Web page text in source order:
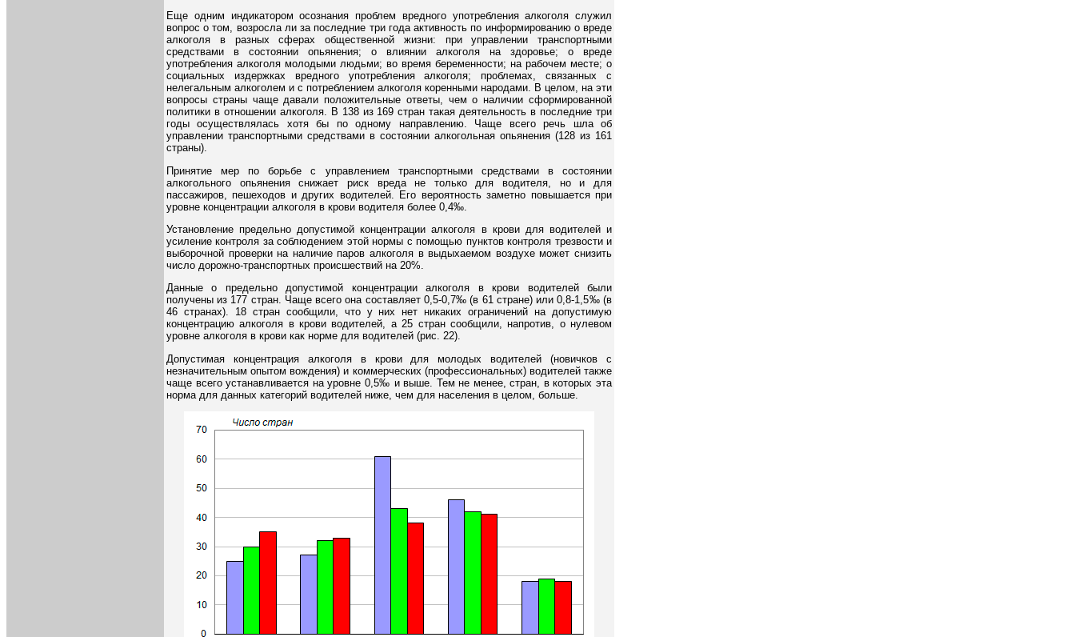
Еще одним индикатором осознания проблем вредного употребления алкоголя служил
вопрос о том, возросла ли за последние три года активность по информированию о вреде
алкоголя в разных сферах общественной жизни: при управлении транспортными
средствами в состоянии опьянения; о влиянии алкоголя на здоровье; о вреде
употребления алкоголя молодыми людьми; во время беременности; на рабочем месте; о
социальных издержках вредного употребления алкоголя; проблемах, связанных с
нелегальным алкоголем и с потреблением алкоголя коренными народами. В целом, на эти
вопросы страны чаще давали положительные ответы, чем о наличии сформированной
политики в отношении алкоголя. В 138 из 169 стран такая деятельность в последние три
годы осуществлялась хотя бы по одному направлению. Чаще всего речь шла об
управлении транспортными средствами в состоянии алкогольная опьянения (128 из 161
страны).
Принятие мер по борьбе с управлением транспортными средствами в состоянии
алкогольного опьянения снижает риск вреда не только для водителя, но и для
пассажиров, пешеходов и других водителей. Его вероятность заметно повышается при
уровне концентрации алкоголя в крови водителя более 0,4‰.
Установление предельно допустимой концентрации алкоголя в крови для водителей и
усиление контроля за соблюдением этой нормы с помощью пунктов контроля трезвости и
выборочной проверки на наличие паров алкоголя в выдыхаемом воздухе может снизить
число дорожно-транспортных происшествий на 20%.
Данные о предельно допустимой концентрации алкоголя в крови водителей были
получены из 177 стран. Чаще всего она составляет 0,5-0,7‰ (в 61 стране) или 0,8-1,5‰ (в
46 странах). 18 стран сообщили, что у них нет никаких ограничений на допустимую
концентрацию алкоголя в крови водителей, а 25 стран сообщили, напротив, о нулевом
уровне алкоголя в крови как норме для водителей (рис. 22).
Допустимая концентрация алкоголя в крови для молодых водителей (новичков с
незначительным опытом вождения) и коммерческих (профессиональных) водителей также
чаще всего устанавливается на уровне 0,5‰ и выше. Тем не менее, стран, в которых эта
норма для данных категорий водителей ниже, чем для населения в целом, больше.